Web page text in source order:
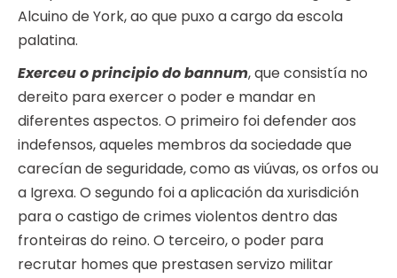
Alcuino de York, ao que puxo a cargo da escola
palatina.
Exerceu o principio do bannum, que consistía no
dereito para exercer o poder e mandar en
diferentes aspectos. O primeiro foi defender aos
indefensos, aqueles membros da sociedade que
carecían de seguridade, como as viúvas, os orfos ou
a Igrexa. O segundo foi a aplicación da xurisdición
para o castigo de crimes violentos dentro das
fronteiras do reino. O terceiro, o poder para
recrutar homes que prestasen servizo militar